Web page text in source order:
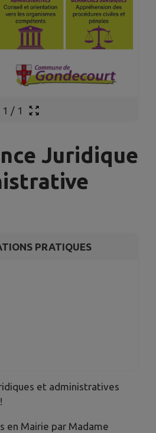
1 / 1
Juridique
PRATIQUES
et administratives
en Mairie par Madame